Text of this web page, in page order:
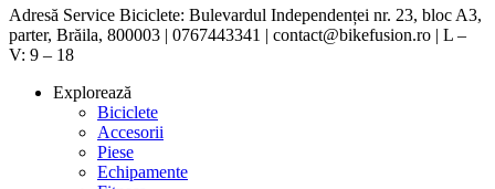
Adresă Service Biciclete: Bulevardul Independenței nr. 23, bloc A3,
parter, Brăila, 800003 | 0767443341 | contact@bikefusion.ro | L –
V: 9 – 18
Explorează
Biciclete
Accesorii
Piese
Echipamente